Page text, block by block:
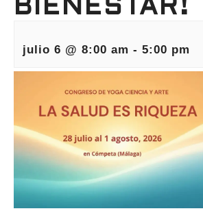
BIENESTAR!
julio 6 @ 8:00 am - 5:00 pm